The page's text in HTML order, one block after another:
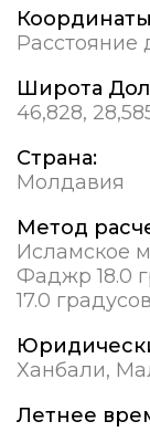
Расстояние
Широта
46,828,
Страна:
Молдавия
Метод
Исламское
Фаджр 18.0
17.0 градусов
Ханбали,
Летнее